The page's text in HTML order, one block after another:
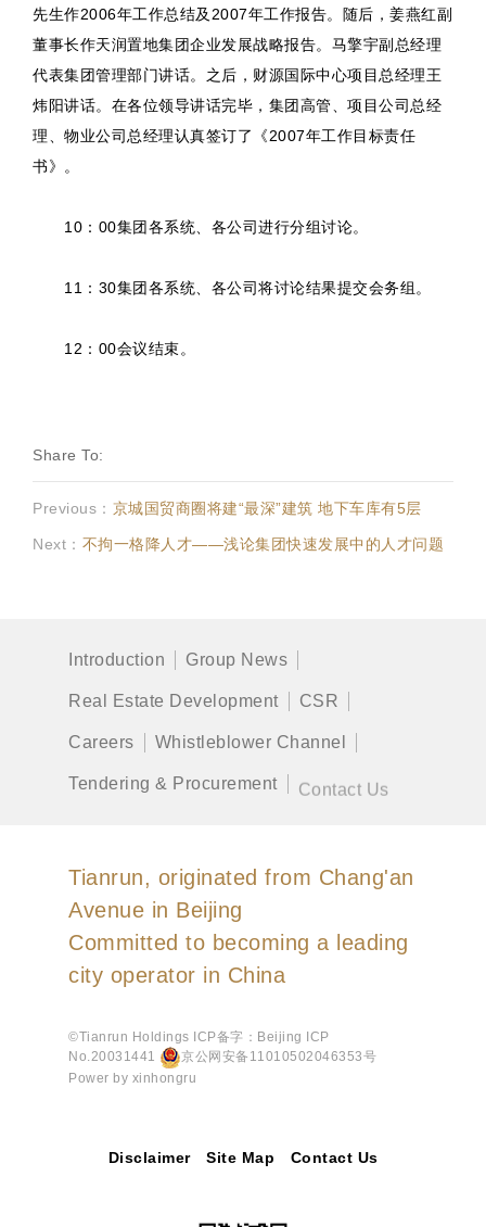
先生作2006年工作总结及2007年工作报告。随后，姜燕红副
董事长作天润置地集团企业发展战略报告。马擎宇副总经理
代表集团管理部门讲话。之后，财源国际中心项目总经理王
炜阳讲话。在各位领导讲话完毕，集团高管、项目公司总经
理、物业公司总经理认真签订了《2007年工作目标责任
书》。
10：00集团各系统、各公司进行分组讨论。
11：30集团各系统、各公司将讨论结果提交会务组。
12：00会议结束。
Share To:
Previous： 京城国贸商圈将建“最深”建筑 地下车库有5层
Next： 不拘一格降人才——浅论集团快速发展中的人才问题
Introduction Group News
Real Estate Development CSR
Careers Whistleblower Channel
Tendering & Procurement Contact Us
Tianrun, originated from Chang'an
Avenue in Beijing
Committed to becoming a leading
city operator in China
©Tianrun Holdings ICP备字：Beijing ICP
No.20031441
京公网安备11010502046353号
Power by xinhongru
Disclaimer Site Map Contact Us